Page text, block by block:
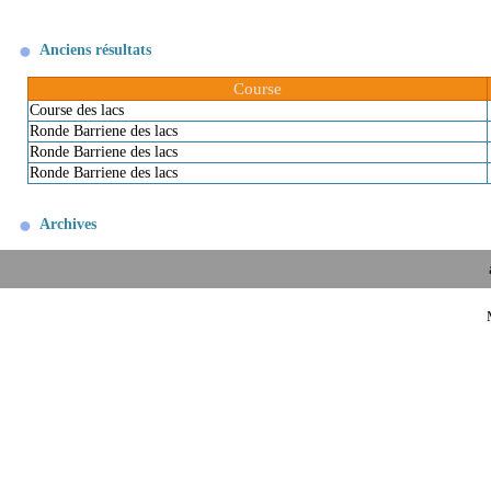
Anciens résultats
Course
Course des lacs
Ronde Barriene des lacs
Ronde Barriene des lacs
Ronde Barriene des lacs
Archives